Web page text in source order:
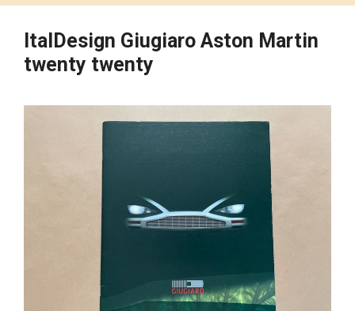
ItalDesign Giugiaro Aston Martin
twenty twenty